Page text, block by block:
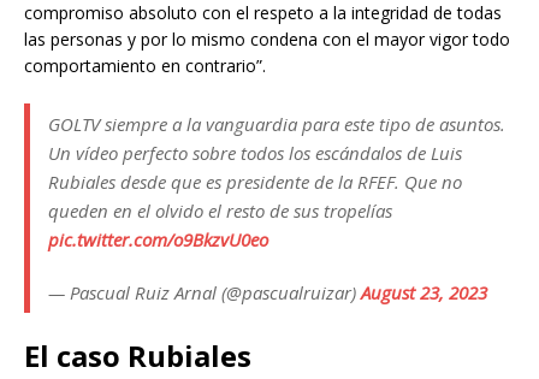
compromiso absoluto con el respeto a la integridad de todas
las personas y por lo mismo condena con el mayor vigor todo
comportamiento en contrario”.
GOLTV siempre a la vanguardia para este tipo de asuntos.
Un vídeo perfecto sobre todos los escándalos de Luis
Rubiales desde que es presidente de la RFEF. Que no
queden en el olvido el resto de sus tropelías
pic.twitter.com/o9BkzvU0eo
— Pascual Ruiz Arnal (@pascualruizar)August 23, 2023
El caso Rubiales